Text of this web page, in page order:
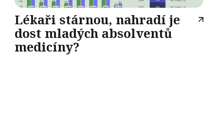
Lékaři stárnou, nahradí je
dost mladých absolventů
medicíny?